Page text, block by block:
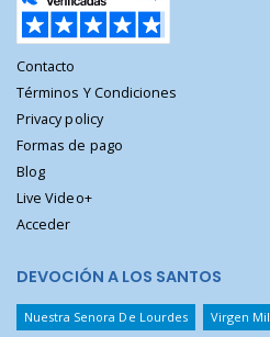
Contacto
Términos Y Condiciones
Privacy policy
Formas de pago
Blog
Live Video+
Acceder
DEVOCIÓN A LOS SANTOS
Nuestra Senora De Lourdes Virgen